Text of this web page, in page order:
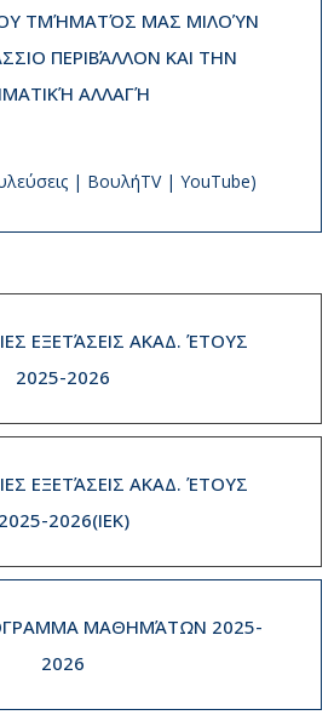
ΤΜΉΜΑΤΌΣ ΜΑΣ ΜΙΛΟΎΝ
ΠΕΡΙΒΆΛΛΟΝ ΚΑΙ ΤΗΝ
ΑΛΛΑΓΉ
| ΒουλήTV | YouTube)
ΕΞΕΤΆΣΕΙΣ ΑΚΑΔ. ΈΤΟΥΣ
2025-2026
ΕΞΕΤΆΣΕΙΣ ΑΚΑΔ. ΈΤΟΥΣ
2025-2026(IEK)
ΜΑΘΗΜΆΤΩΝ 2025-
2026